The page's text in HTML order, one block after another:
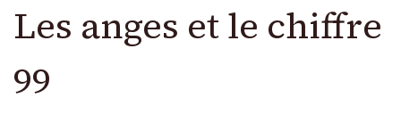
Les anges et le chiffre
99